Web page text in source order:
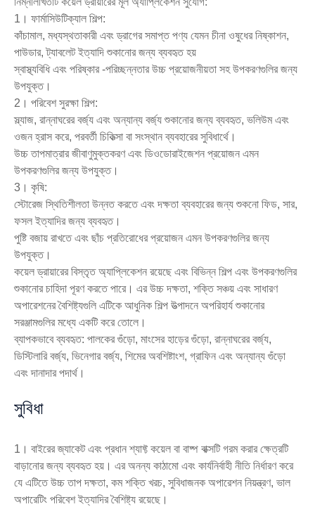
1। ফার্মাসিউটিক্যাল শিল্প:
কাঁচামাল, মধ্যস্থতাকারী এবং ড্রাগের সমাপ্ত পণ্য যেমন চীনা ওষুধের নিষ্কাশন,
পাউডার, ট্যাবলেট ইত্যাদি শুকানোর জন্য ব্যবহৃত হয়
স্বাস্থ্যবিধি এবং পরিষ্কার -পরিচ্ছন্নতার উচ্চ প্রয়োজনীয়তা সহ উপকরণগুলির জন্য
উপযুক্ত।
2। পরিবেশ সুরক্ষা শিল্প:
স্ল্যাজ, রান্নাঘরের বর্জ্য এবং অন্যান্য বর্জ্য শুকানোর জন্য ব্যবহৃত, ভলিউম এবং
ওজন হ্রাস করে, পরবর্তী চিকিত্সা বা সংস্থান ব্যবহারের সুবিধার্থে।
উচ্চ তাপমাত্রার জীবাণুমুক্তকরণ এবং ডিওডোরাইজেশন প্রয়োজন এমন
উপকরণগুলির জন্য উপযুক্ত।
3। কৃষি:
স্টোরেজ স্থিতিশীলতা উন্নত করতে এবং দক্ষতা ব্যবহারের জন্য শুকনো ফিড, সার,
ফসল ইত্যাদির জন্য ব্যবহৃত।
পুষ্টি বজায় রাখতে এবং ছাঁচ প্রতিরোধের প্রয়োজন এমন উপকরণগুলির জন্য
উপযুক্ত।
কয়েল ড্রায়ারের বিস্তৃত অ্যাপ্লিকেশন রয়েছে এবং বিভিন্ন শিল্প এবং উপকরণগুলির
শুকানোর চাহিদা পূরণ করতে পারে। এর উচ্চ দক্ষতা, শক্তি সঞ্চয় এবং সাধারণ
অপারেশনের বৈশিষ্ট্যগুলি এটিকে আধুনিক শিল্প উত্পাদনে অপরিহার্য শুকানোর
সরঞ্জামগুলির মধ্যে একটি করে তোলে।
ব্যাপকভাবে ব্যবহৃত: পালকের গুঁড়ো, মাংসের হাড়ের গুঁড়ো, রান্নাঘরের বর্জ্য,
ডিস্টিলারি বর্জ্য, ভিনেগার বর্জ্য, শিমের অবশিষ্টাংশ, গ্রাফিন এবং অন্যান্য গুঁড়ো
এবং দানাদার পদার্থ।
সুবিধা
1। বাইরের জ্যাকেট এবং প্রধান শ্যাফ্ট কয়েল বা বাষ্প বাক্সটি গরম করার ক্ষেত্রটি
বাড়ানোর জন্য ব্যবহৃত হয়। এর অনন্য কাঠামো এবং কার্যনির্বাহী নীতি নির্ধারণ করে
যে এটিতে উচ্চ তাপ দক্ষতা, কম শক্তি খরচ, সুবিধাজনক অপারেশন নিয়ন্ত্রণ, ভাল
অপারেটিং পরিবেশ ইত্যাদির বৈশিষ্ট্য রয়েছে।